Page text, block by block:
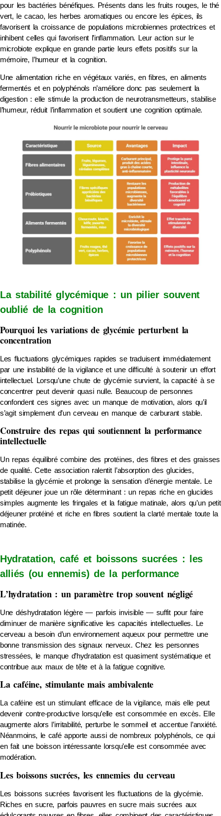
pour les bactéries bénéfiques. Présents dans les fruits rouges, le thé
vert, le cacao, les herbes aromatiques ou encore les épices, ils
favorisent la croissance de populations microbiennes protectrices et
inhibent celles qui favorisent l’inflammation. Leur action sur le
microbiote explique en grande partie leurs effets positifs sur la
mémoire, l’humeur et la cognition.
Une alimentation riche en végétaux variés, en fibres, en aliments
fermentés et en polyphénols n’améliore donc pas seulement la
digestion : elle stimule la production de neurotransmetteurs, stabilise
l’humeur, réduit l’inflammation et soutient une cognition optimale.
La stabilité glycémique : un pilier souvent
oublié de la cognition
Pourquoi les variations de glycémie perturbent la
concentration
Les fluctuations glycémiques rapides se traduisent immédiatement
par une instabilité de la vigilance et une difficulté à soutenir un effort
intellectuel. Lorsqu’une chute de glycémie survient, la capacité à se
concentrer peut devenir quasi nulle. Beaucoup de personnes
confondent ces signes avec un manque de motivation, alors qu’il
s’agit simplement d’un cerveau en manque de carburant stable.
Construire des repas qui soutiennent la performance
intellectuelle
Un repas équilibré combine des protéines, des fibres et des graisses
de qualité. Cette association ralentit l’absorption des glucides,
stabilise la glycémie et prolonge la sensation d’énergie mentale. Le
petit déjeuner joue un rôle déterminant : un repas riche en glucides
simples augmente les fringales et la fatigue matinale, alors qu’un petit
déjeuner protéiné et riche en fibres soutient la clarté mentale toute la
matinée.
Hydratation, café et boissons sucrées : les
alliés (ou ennemis) de la performance
L’hydratation : un paramètre trop souvent négligé
Une déshydratation légère — parfois invisible — suffit pour faire
diminuer de manière significative les capacités intellectuelles. Le
cerveau a besoin d’un environnement aqueux pour permettre une
bonne transmission des signaux nerveux. Chez les personnes
stressées, le manque d’hydratation est quasiment systématique et
contribue aux maux de tête et à la fatigue cognitive.
La caféine, stimulante mais ambivalente
La caféine est un stimulant efficace de la vigilance, mais elle peut
devenir contre-productive lorsqu’elle est consommée en excès. Elle
augmente alors l’irritabilité, perturbe le sommeil et accentue l’anxiété.
Néanmoins, le café apporte aussi de nombreux polyphénols, ce qui
en fait une boisson intéressante lorsqu’elle est consommée avec
modération.
Les boissons sucrées, les ennemies du cerveau
Les boissons sucrées favorisent les fluctuations de la glycémie.
Riches en sucre, parfois pauvres en sucre mais sucrées aux